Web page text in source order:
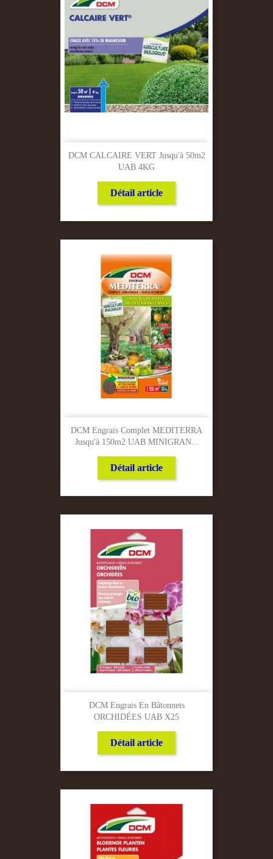
DCM CALCAIRE VERT Jusqu'à 50m2
UAB 4KG
Détail article
DCM Engrais Complet MEDITERRA
Jusqu'à 150m2 UAB MINIGRAN...
Détail article
DCM Engrais En Bâtonnets
ORCHIDÉES UAB X25
Détail article